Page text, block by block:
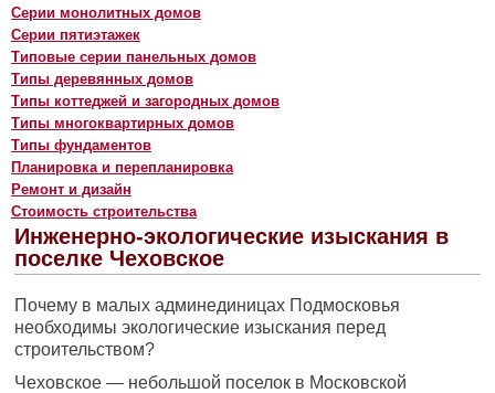
Серии монолитных домов
Серии пятиэтажек
Типовые серии панельных домов
Типы деревянных домов
Типы коттеджей и загородных домов
Типы многоквартирных домов
Типы фундаментов
Планировка и перепланировка
Ремонт и дизайн
Стоимость строительства
Инженерно-экологические изыскания в
поселке Чеховское
Почему в малых админединицах Подмосковья
необходимы экологические изыскания перед
строительством?
Чеховское — небольшой поселок в Московской